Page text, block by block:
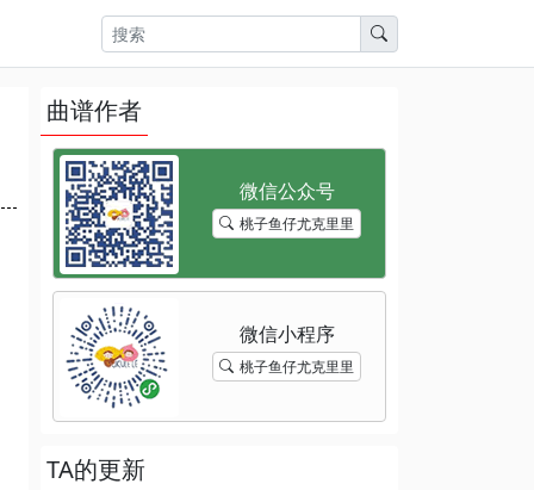
曲谱作者
桃子鱼仔尤克里里
桃子鱼仔尤克里里
TA的更新